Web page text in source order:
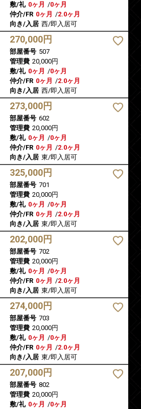
敷/礼 0ヶ月 /0ヶ月
仲介/FR 0ヶ月 /2.0ヶ月
向き/入居 西/即入居可
270,000円
部屋番号 507
管理費 20,000円
敷/礼 0ヶ月 /0ヶ月
仲介/FR 0ヶ月 /2.0ヶ月
向き/入居 西/即入居可
273,000円
部屋番号 602
管理費 20,000円
敷/礼 0ヶ月 /0ヶ月
仲介/FR 0ヶ月 /2.0ヶ月
向き/入居 東/即入居可
325,000円
部屋番号 701
管理費 20,000円
敷/礼 0ヶ月 /0ヶ月
仲介/FR 0ヶ月 /2.0ヶ月
向き/入居 東/即入居可
202,000円
部屋番号 702
管理費 20,000円
敷/礼 0ヶ月 /0ヶ月
仲介/FR 0ヶ月 /2.0ヶ月
向き/入居 東/即入居可
274,000円
部屋番号 703
管理費 20,000円
敷/礼 0ヶ月 /0ヶ月
仲介/FR 0ヶ月 /2.0ヶ月
向き/入居 東/即入居可
207,000円
部屋番号 802
管理費 20,000円
敷/礼 0ヶ月 /0ヶ月